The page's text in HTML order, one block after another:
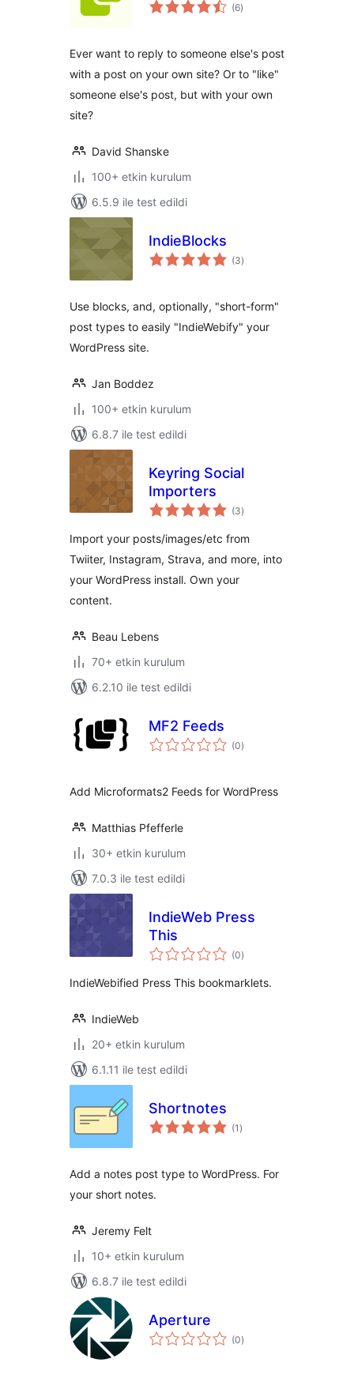
(6puan
)
Ever want to reply to someone else's post
with a post on your own site? Or to "like"
someone else's post, but with your own
site?
David Shanske
100+ etkin kurulum
6.5.9 ile test edildi
IndieBlocks
(3toplam
puan
)
Use blocks, and, optionally, "short-form"
post types to easily "IndieWebify" your
WordPress site.
Jan Boddez
100+ etkin kurulum
6.8.7 ile test edildi
Keyring Social
Importers
(3toplam
puan
)
Import your posts/images/etc from
Twiiter, Instagram, Strava, and more, into
your WordPress install. Own your
content.
Beau Lebens
70+ etkin kurulum
6.2.10 ile test edildi
MF2 Feeds
(0toplam
puan
)
Add Microformats2 Feeds for WordPress
Matthias Pfefferle
30+ etkin kurulum
7.0.3 ile test edildi
IndieWeb Press
This
(0toplam
puan
)
IndieWebified Press This bookmarklets.
IndieWeb
20+ etkin kurulum
6.1.11 ile test edildi
Shortnotes
(1 toplam
puan
)
Add a notes post type to WordPress. For
your short notes.
Jeremy Felt
10+ etkin kurulum
6.8.7 ile test edildi
Aperture
(0toplam
puan
)